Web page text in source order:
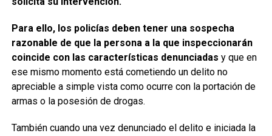
Para ello, los policías deben tener una sospecha
razonable de que la persona a la que inspeccionarán
coincide con las características denunciadas y que en
ese mismo momento está cometiendo un delito no
apreciable a simple vista como ocurre con la portación de
armas o la posesión de drogas.
También cuando una vez denunciado el delito e iniciada la